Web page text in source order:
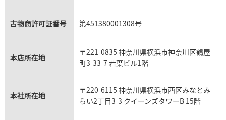
アクアマリン買取
オメガ買取
カルティエ買取
フランク ミュラー買取
リシャール・ミル買取
パネライ買取
チューダー（チュードル）買取
プラダ買取
モーブッサン買取
古物商許可証番号 第451380001308号
本店所在地
〒221-0835 神奈川県横浜市神奈川区鶴屋
町3-33-7 若葉ビル1階
本社所在地
〒220-6115 神奈川県横浜市西区みなとみ
らい2丁目3-3 クイーンズタワーB 15階